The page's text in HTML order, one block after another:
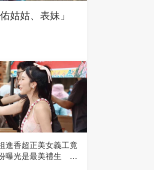
姑姑、表妹」
進香超正美女義工竟
曝光是最美禮生 一